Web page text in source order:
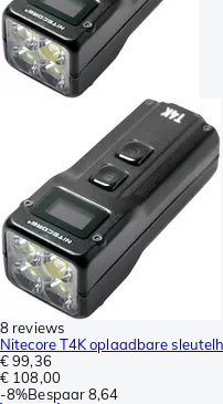
8 reviews
Nitecore T4K oplaadbare
€ 99,36
€ 108,00
-8%Bespaar8,64